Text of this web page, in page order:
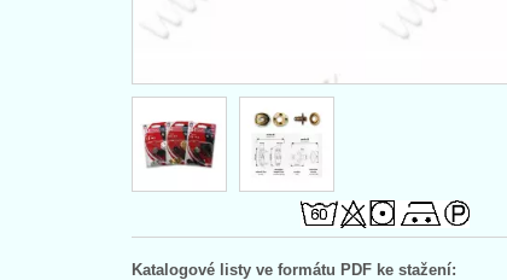
Katalogové listy ve formátu PDF ke stažení: